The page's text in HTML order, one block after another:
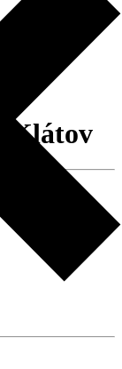
Klátov